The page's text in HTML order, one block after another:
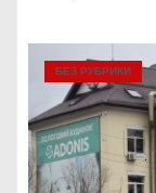
БЕЗ РУБРИКИ